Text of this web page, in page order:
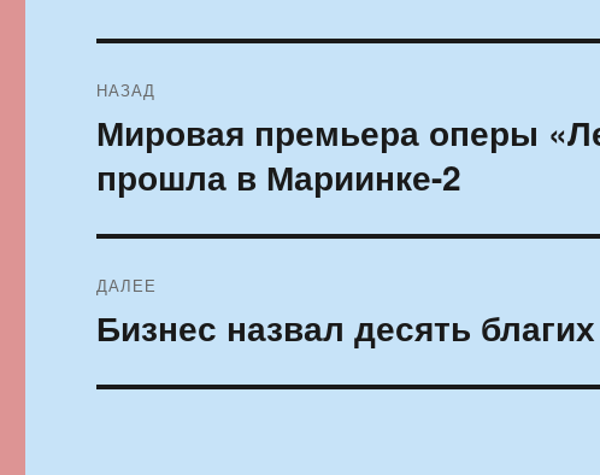
по
записям
НАЗАД
Предыдущая
запись:
Мировая премьера оперы
прошла в Мариинке-2
ДАЛЕЕ
Следующая
Бизнес назвал десять